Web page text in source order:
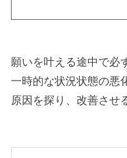
願いを叶える途中で必
一時的な状況状態の悪
原因を探り、改善させ